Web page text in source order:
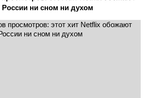
ни сном ни духом